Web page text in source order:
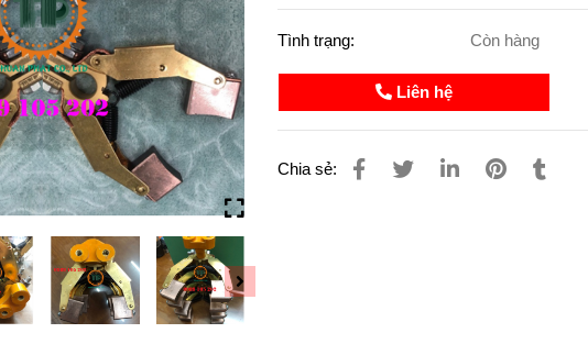
Tình trạng: Còn hàng
Liên hệ
Chia sẻ: